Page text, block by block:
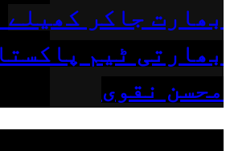
بھارت جاکر کھیلے
بھارتی ٹیم
محسن نقوی